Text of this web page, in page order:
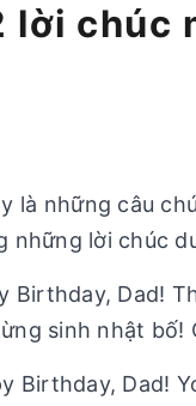
lời chúc
là những câu
những lời chúc
Birthday, Dad!
sinh nhật bố!
Birthday, Dad!